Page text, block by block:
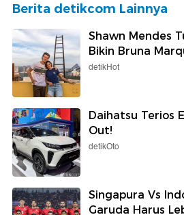
Berita detikcom Lainnya
Shawn Mendes
Bikin Bruna
detikHot
Daihatsu Terios
Out!
detikOto
Singapura Vs
Garuda Harus